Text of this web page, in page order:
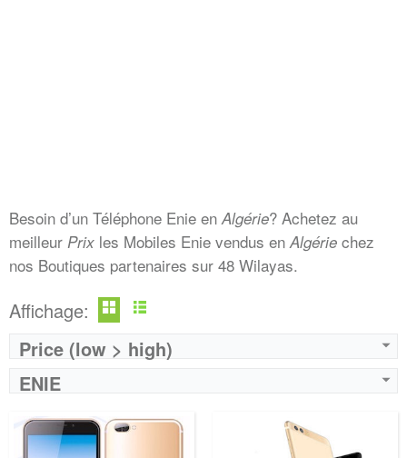
Besoin d’un Téléphone Enie enAlgérie? Achetez au
meilleur Prix les Mobiles Enie vendus enAlgérie chez
nos Boutiques partenaires sur 48 Wilayas.
Affichage:
Price (low > high)
ENIE